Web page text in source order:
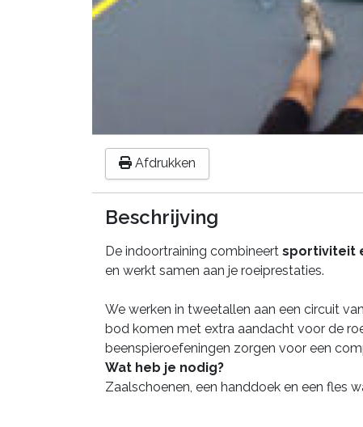
Afdrukken
Beschrijving
De indoortraining combineert sportiviteit
en werkt samen aan je roeiprestaties.
We werken in tweetallen aan een circuit
bod komen met extra aandacht voor de
beenspieroefeningen zorgen voor een
Wat heb je nodig?
Zaalschoenen, een handdoek en een fles